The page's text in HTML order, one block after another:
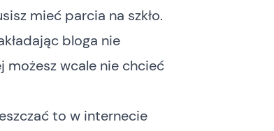
mieć parcia na szkło.
bloga nie
możesz wcale nie chcieć
to w internecie